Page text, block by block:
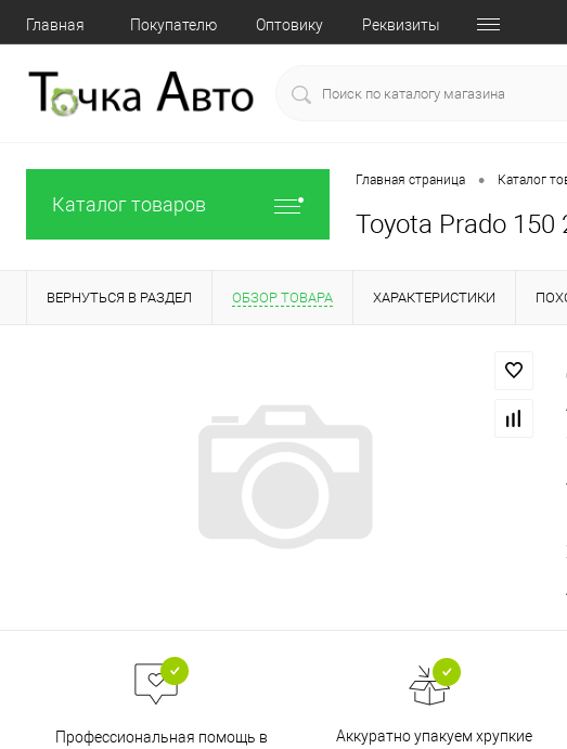
Главная Покупателю Оптовику Реквизиты
Каталог товаров
Главная страница • Каталог
Toyota Prado 150
ВЕРНУТЬСЯ В РАЗДЕЛ ОБЗОР ТОВАРА ХАРАКТЕРИСТИКИ
Профессиональная помощь в
Аккуратно упакуем хрупкие